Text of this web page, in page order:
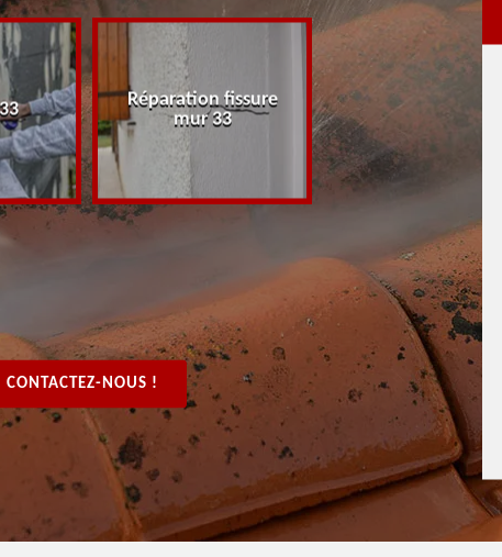
Réparation fissure
mur 33
Peintre rénovation
boiserie, bois 33
CONTACTEZ-NOUS !